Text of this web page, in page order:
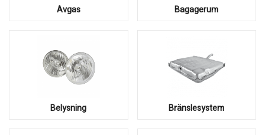
Avgas Bagagerum
Belysning Bränslesystem